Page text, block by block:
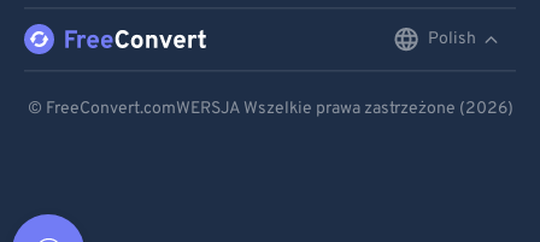
Polish
© FreeConvert.comWERSJA Wszelkie prawa zastrzeżone (2026)